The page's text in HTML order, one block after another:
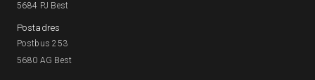
5684 PJ Best
Postadres
Postbus 253
5680 AG Best